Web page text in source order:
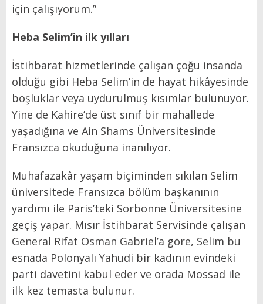
için çalışıyorum.”
Heba Selim’in ilk yılları
İstihbarat hizmetlerinde çalışan çoğu insanda
olduğu gibi Heba Selim’in de hayat hikâyesinde
boşluklar veya uydurulmuş kısımlar bulunuyor.
Yine de Kahire’de üst sınıf bir mahallede
yaşadığına ve Ain Shams Üniversitesinde
Fransızca okuduğuna inanılıyor.
Muhafazakâr yaşam biçiminden sıkılan Selim
üniversitede Fransızca bölüm başkanının
yardımı ile Paris’teki Sorbonne Üniversitesine
geçiş yapar. Mısır İstihbarat Servisinde çalışan
General Rifat Osman Gabriel’a göre, Selim bu
esnada Polonyalı Yahudi bir kadının evindeki
parti davetini kabul eder ve orada Mossad ile
ilk kez temasta bulunur.